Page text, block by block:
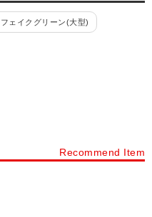
フェイクグリーン(大型)
Recommend Item